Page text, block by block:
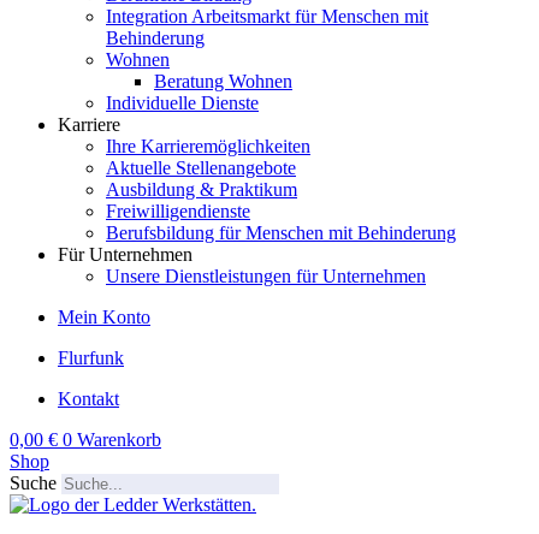
Integration Arbeitsmarkt für Menschen mit
Behinderung
Wohnen
Beratung Wohnen
Individuelle Dienste
Karriere
Ihre Karrieremöglichkeiten
Aktuelle Stellenangebote
Ausbildung & Praktikum
Freiwilligendienste
Berufsbildung für Menschen mit Behinderung
Für Unternehmen
Unsere Dienstleistungen für Unternehmen
Mein Konto
Flurfunk
Kontakt
0,00 € 0 Warenkorb
Shop
Suche